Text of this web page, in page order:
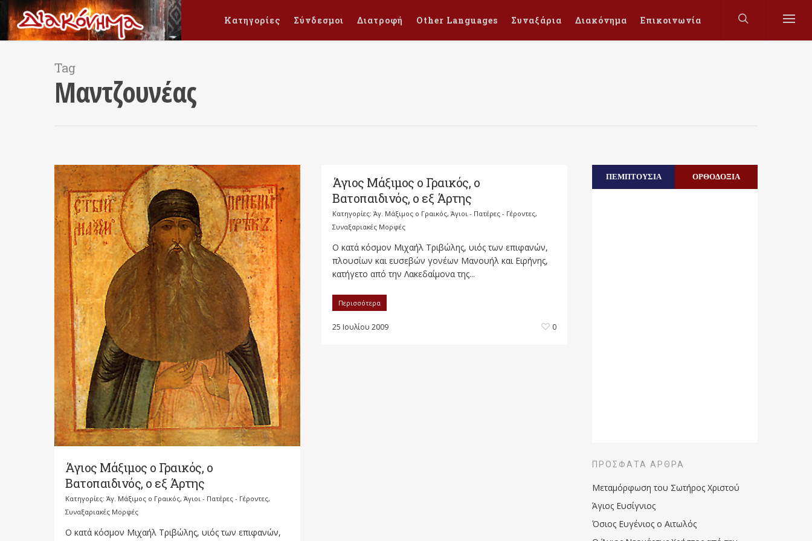
Κατηγορίες Σύνδεσμοι Διατροφή Other Languages Συναξάρια Διακόνημα Επικοινωνία
Tag
Μαντζουνέας
Άγιος Μάξιμος ο Γραικός, ο
Βατοπαιδινός, ο εξ Άρτης
Κατηγορίες: Άγ. Μάξιμος ο Γραικός, Άγιοι - Πατέρες - Γέροντες,
Συναξαριακές Μορφές
Ο κατά κόσμον Μιχαήλ Τριβώλης, υιός των επιφανών,
Άγιος Μάξιμος ο Γραικός, ο
Βατοπαιδινός, ο εξ Άρτης
Κατηγορίες: Άγ. Μάξιμος ο Γραικός, Άγιοι - Πατέρες - Γέροντες,
Συναξαριακές Μορφές
Ο κατά κόσμον Μιχαήλ Τριβώλης, υιός των επιφανών,
πλουσίων και ευσεβών γονέων Μανουήλ και Ειρήνης,
κατήγετο από την Λακεδαίμονα της...
Περισσότερα
25 Ιουλίου 2009 0
ΠΕΜΠΤΟΥΣΙΑ ΟΡΘΟΔΟΞΙΑ
ΠΡΌΣΦΑΤΑ ΆΡΘΡΑ
Μεταμόρφωση του Σωτήρος Χριστού
Άγιος Ευσίγνιος
Όσιος Ευγένιος ο Αιτωλός